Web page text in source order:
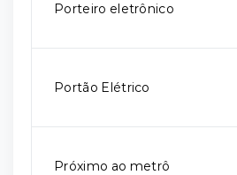
Porteiro eletrônico
Portão Elétrico
Próximo ao metrô